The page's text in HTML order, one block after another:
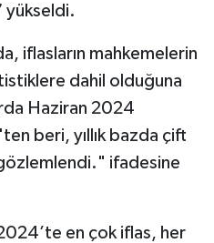
yükseldi.
iflasların mahkemelerin
dahil olduğuna
Haziran 2024
beri, yıllık bazda çift
ifadesine
en çok iflas, her